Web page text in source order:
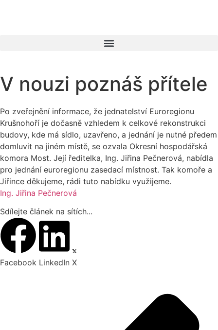
V nouzi poznáš přítele
Po zveřejnění informace, že jednatelství Euroregionu
Krušnohoří je dočasně vzhledem k celkové rekonstrukci
budovy, kde má sídlo, uzavřeno, a jednání je nutné předem
domluvit na jiném místě, se ozvala Okresní hospodářská
komora Most. Její ředitelka, Ing. Jiřina Pečnerová, nabídla
pro jednání euroregionu zasedací místnost. Tak komoře a
Jiřince děkujeme, rádi tuto nabídku využijeme.
Ing. Jiřina Pečnerová
Sdílejte článek na sítích...
Facebook LinkedIn X